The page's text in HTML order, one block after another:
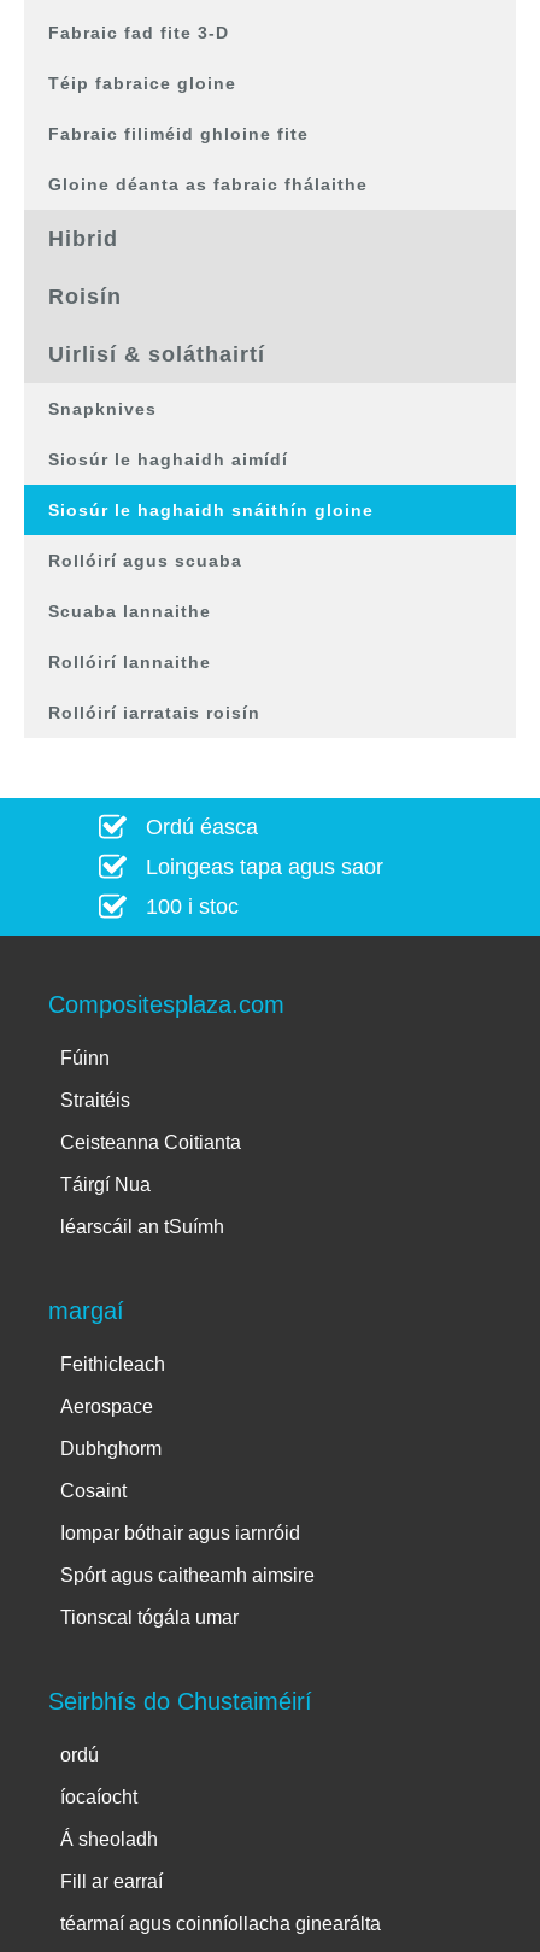
Fabraic fad fite 3-D
Téip fabraice gloine
Fabraic filiméid ghloine fite
Gloine déanta as fabraic fhálaithe
Hibrid
Roisín
Uirlisí & soláthairtí
Snapknives
Siosúr le haghaidh aimídí
Siosúr le haghaidh snáithín gloine
Rollóirí agus scuaba
Scuaba lannaithe
Rollóirí lannaithe
Rollóirí iarratais roisín
Ordú éasca
Loingeas tapa agus saor
100 i stoc
Compositesplaza.com
Fúinn
Straitéis
Ceisteanna Coitianta
Táirgí Nua
léarscáil an tSuímh
margaí
Feithicleach
Aerospace
Dubhghorm
Cosaint
Iompar bóthair agus iarnróid
Spórt agus caitheamh aimsire
Tionscal tógála umar
Seirbhís do Chustaiméirí
ordú
íocaíocht
Á sheoladh
Fill ar earraí
téarmaí agus coinníollacha ginearálta